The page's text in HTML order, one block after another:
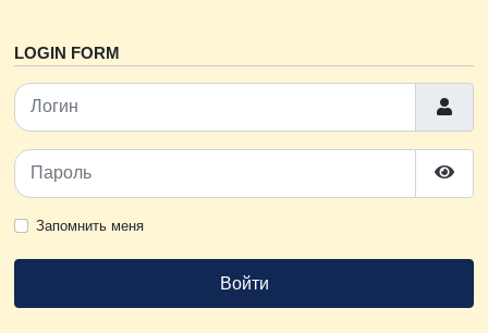
LOGIN FORM
Логин
Пароль
Запомнить меня
Войти